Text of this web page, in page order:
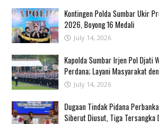
Kontingen Polda Sumbar Ukir
2026, Boyong 16 Medali
July 14, 2026
Kapolda Sumbar Irjen Pol Djati
Perdana; Layani Masyarakat
July 14, 2026
Dugaan Tindak Pidana
Siberut Diusut, Tiga Tersangka